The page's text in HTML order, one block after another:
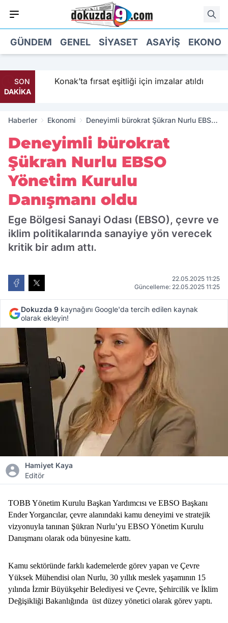
GÜNDEM GENEL SIYASET ASAYIŞ
SON
DAKİKA
Konak’ta fırsat eşitliği için imzalar atıldı
Haberler Ekonomi
Deneyimli bürokrat Şükran Nurlu EBSO
Deneyimli bürokrat
Şükran Nurlu EBSO
Yönetim Kurulu
Danışmanı oldu
Ege Bölgesi Sanayi Odası (EBSO), çevre ve
iklim politikalarında sanayiye yön verecek
kritik bir adım attı.
22.05.2025 11:25
Güncelleme: 22.05.2025 11:25
Dokuzda 9 kaynağını Google'da tercih edilen kaynak
olarak ekleyin!
Hamiyet Kaya
Editör
TOBB Yönetim Kurulu Başkan Yardımcısı ve EBSO Başkanı
Ender Yorgancılar, çevre alanındaki kamu deneyimi ve stratejik
vizyonuyla tanınan Şükran Nurlu’yu EBSO Yönetim Kurulu
Danışmanı olarak oda bünyesine kattı.
Kamu sektöründe farklı kademelerde görev yapan ve Çevre
Yüksek Mühendisi olan Nurlu, 30 yıllık meslek yaşamının 15
yılında İzmir Büyükşehir Belediyesi ve Çevre, Şehircilik ve İklim
Değişikliği Bakanlığında  üst düzey yönetici olarak görev yaptı.